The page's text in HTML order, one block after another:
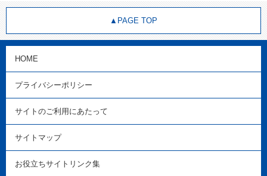
▲PAGE TOP
HOME
プライバシーポリシー
サイトのご利用にあたって
サイトマップ
お役立ちサイトリンク集